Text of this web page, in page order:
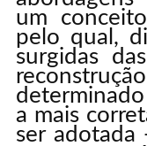
um
pelo qual,
surgidas
a mais
ser